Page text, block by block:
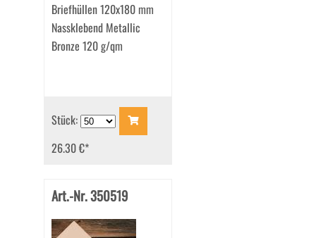
Briefhüllen 120x180 mm
Nassklebend Metallic
Bronze 120 g/qm
Stück:
26.30 €*
Art.-Nr. 350519